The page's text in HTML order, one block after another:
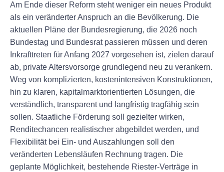
Am Ende dieser Reform steht weniger ein neues Produkt
als ein veränderter Anspruch an die Bevölkerung. Die
aktuellen Pläne der Bundesregierung, die 2026 noch
Bundestag und Bundesrat passieren müssen und deren
Inkrafttreten für Anfang 2027 vorgesehen ist, zielen darauf
ab, private Altersvorsorge grundlegend neu zu verankern.
Weg von komplizierten, kostenintensiven Konstruktionen,
hin zu klaren, kapitalmarktorientierten Lösungen, die
verständlich, transparent und langfristig tragfähig sein
sollen. Staatliche Förderung soll gezielter wirken,
Renditechancen realistischer abgebildet werden, und
Flexibilität bei Ein- und Auszahlungen soll den
veränderten Lebensläufen Rechnung tragen. Die
geplante Möglichkeit, bestehende Riester-Verträge in